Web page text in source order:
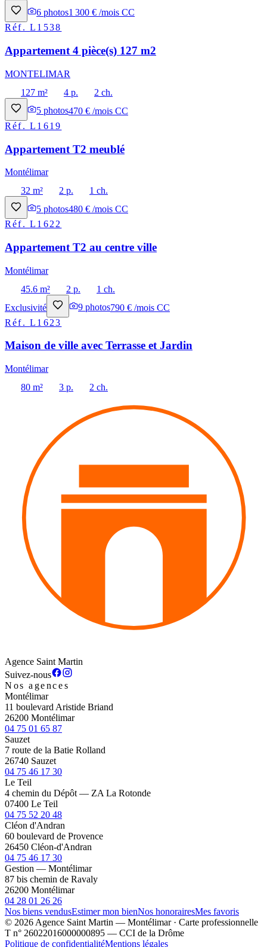
6 photos1 300 € /mois CC
Réf.L1538
Appartement 4 pièce(s) 127 m2
MONTELIMAR
127 m²
4 p.
2 ch.
5 photos470 € /mois CC
Réf.L1619
Appartement T2 meublé
Montélimar
32 m²
2 p.
1 ch.
5 photos480 € /mois CC
Réf.L1622
Appartement T2 au centre ville
Montélimar
45.6 m²
2 p.
1 ch.
Exclusivité
9 photos790 € /mois CC
Réf.L1623
Maison de ville avec Terrasse et Jardin
Montélimar
80 m²
3 p. 2 ch.
Agence Saint Martin
Suivez-nous
Nos agences
Montélimar
11 boulevard Aristide Briand
26200 Montélimar
04 75 01 65 87
Sauzet
7 route de la Batie Rolland
26740 Sauzet
04 75 46 17 30
Le Teil
4 chemin du Dépôt — ZA La Rotonde
07400 Le Teil
04 75 52 20 48
Cléon d'Andran
60 boulevard de Provence
26450 Cléon-d'Andran
04 75 46 17 30
Gestion — Montélimar
87 bis chemin de Ravaly
26200 Montélimar
04 28 01 26 26
Nos biens vendusEstimer mon bienNos honorairesMes favoris
© 2026 Agence Saint Martin — Montélimar · Carte professionnelle
T n° 26022016000000895 — CCI de la Drôme
Politique de confidentialitéMentions légales